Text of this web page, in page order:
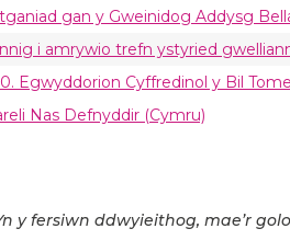
gan y Gweinidog Addysg
i amrywio trefn ystyried
Egwyddorion Cyffredinol y Bil
Nas Defnyddir (Cymru)
y fersiwn ddwyieithog, mae’r